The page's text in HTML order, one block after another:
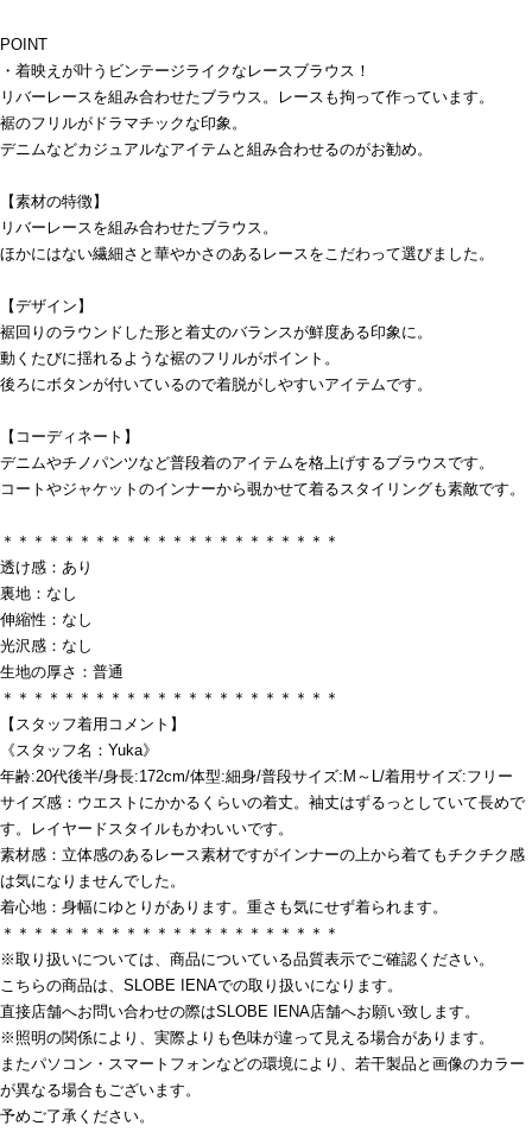
POINT
・着映えが叶うビンテージライクなレースブラウス！
リバーレースを組み合わせたブラウス。レースも拘って作っています。
裾のフリルがドラマチックな印象。
デニムなどカジュアルなアイテムと組み合わせるのがお勧め。
【素材の特徴】
リバーレースを組み合わせたブラウス。
ほかにはない繊細さと華やかさのあるレースをこだわって選びました。
【デザイン】
裾回りのラウンドした形と着丈のバランスが鮮度ある印象に。
動くたびに揺れるような裾のフリルがポイント。
後ろにボタンが付いているので着脱がしやすいアイテムです。
【コーディネート】
デニムやチノパンツなど普段着のアイテムを格上げするブラウスです。
コートやジャケットのインナーから覗かせて着るスタイリングも素敵です。
＊＊＊＊＊＊＊＊＊＊＊＊＊＊＊＊＊＊＊＊＊＊
透け感：あり
裏地：なし
伸縮性：なし
光沢感：なし
生地の厚さ：普通
＊＊＊＊＊＊＊＊＊＊＊＊＊＊＊＊＊＊＊＊＊＊
【スタッフ着用コメント】
《スタッフ名：Yuka》
年齢:20代後半/身長:172cm/体型:細身/普段サイズ:M～L/着用サイズ:フリー
サイズ感：ウエストにかかるくらいの着丈。袖丈はずるっとしていて長めで
す。レイヤードスタイルもかわいいです。
素材感：立体感のあるレース素材ですがインナーの上から着てもチクチク感
は気になりませんでした。
着心地：身幅にゆとりがあります。重さも気にせず着られます。
＊＊＊＊＊＊＊＊＊＊＊＊＊＊＊＊＊＊＊＊＊＊
※取り扱いについては、商品についている品質表示でご確認ください。
こちらの商品は、SLOBE IENAでの取り扱いになります。
直接店舗へお問い合わせの際はSLOBE IENA店舗へお願い致します。
※照明の関係により、実際よりも色味が違って見える場合があります。
またパソコン・スマートフォンなどの環境により、若干製品と画像のカラー
が異なる場合もございます。
予めご了承ください。